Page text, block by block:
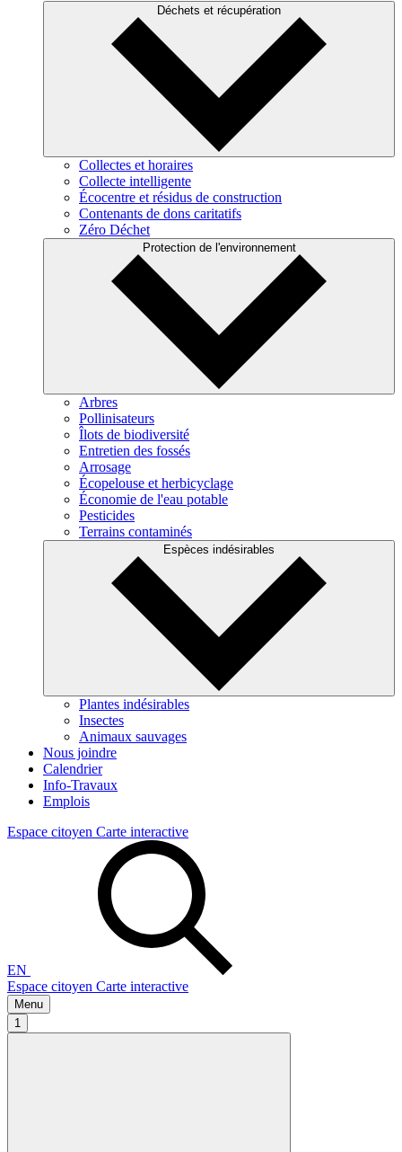
Déchets et récupération
Collectes et horaires
Collecte intelligente
Écocentre et résidus de construction
Contenants de dons caritatifs
Zéro Déchet
Protection de l'environnement
Arbres
Pollinisateurs
Îlots de biodiversité
Entretien des fossés
Arrosage
Écopelouse et herbicyclage
Économie de l'eau potable
Pesticides
Terrains contaminés
Espèces indésirables
Plantes indésirables
Insectes
Animaux sauvages
Nous joindre
Calendrier
Info-Travaux
Emplois
Espace citoyen Carte interactive
EN
Espace citoyen Carte interactive
Menu
1